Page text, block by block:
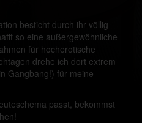
besticht durch ihr völlig
so eine außergewöhnliche
für hocherotische
drehe ich dort extrem
Gangbang!) für meine
passt, bekommst